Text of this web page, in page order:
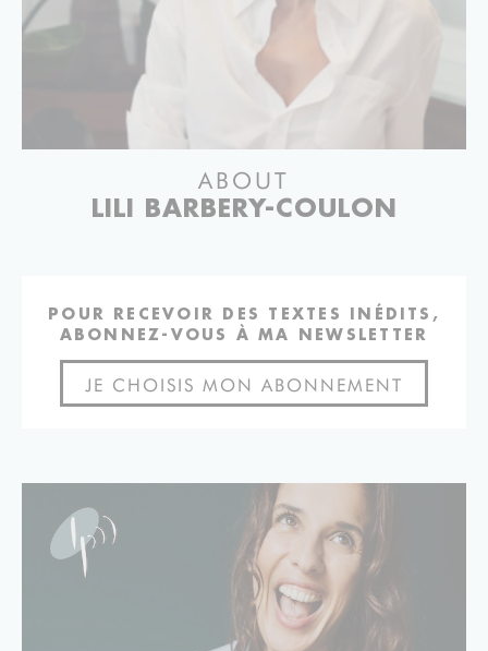
ABOUT
LILI BARBERY-COULON
POUR RECEVOIR DES TEXTES INÉDITS,
ABONNEZ-VOUS À MA NEWSLETTER
JE CHOISIS MON ABONNEMENT